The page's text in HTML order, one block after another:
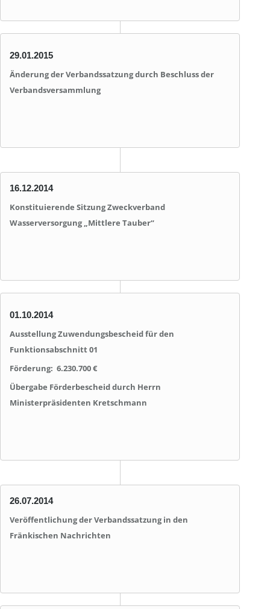
29.01.2015
Änderung der Verbandssatzung durch Beschluss der
Verbandsversammlung
16.12.2014
Konstituierende Sitzung Zweckverband
Wasserversorgung „Mittlere Tauber“
01.10.2014
Ausstellung Zuwendungsbescheid für den
Funktionsabschnitt 01
Förderung: 6.230.700 €
Übergabe Förderbescheid durch Herrn
Ministerpräsidenten Kretschmann
26.07.2014
Veröffentlichung der Verbandssatzung in den
Fränkischen Nachrichten